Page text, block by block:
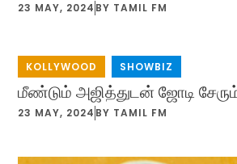
23 MAY, 2024 BY TAMIL FM
KOLLYWOOD SHOWBIZ
மீண்டும் அஜித்துடன் ஜோடி
23 MAY, 2024 BY TAMIL FM